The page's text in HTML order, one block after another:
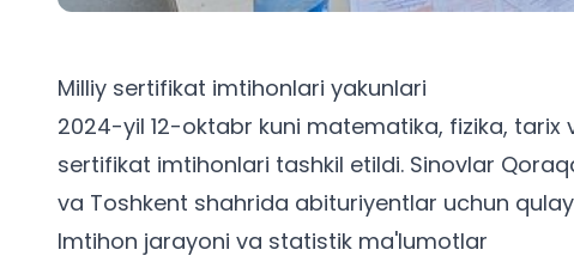
Milliy sertifikat imtihonlari yakunlari
2024-yil 12-oktabr kuni matematika, fizika,
sertifikat imtihonlari tashkil etildi. Sinovlar
va Toshkent shahrida abituriyentlar uchun
Imtihon jarayoni va statistik ma'lumotlar